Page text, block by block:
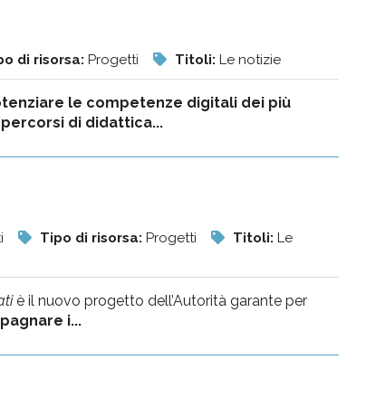
di risorsa: Progetti Titoli: Le notizie
le competenze digitali dei più
di didattica...
Tipo di risorsa: Progetti Titoli: Le
è il nuovo progetto dell’Autorità garante per
i...